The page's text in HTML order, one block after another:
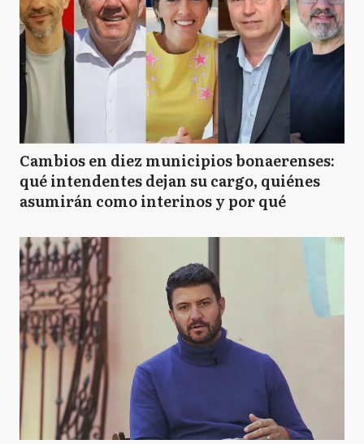
Cambios en diez municipios bonaerenses:
qué intendentes dejan su cargo, quiénes
asumirán como interinos y por qué